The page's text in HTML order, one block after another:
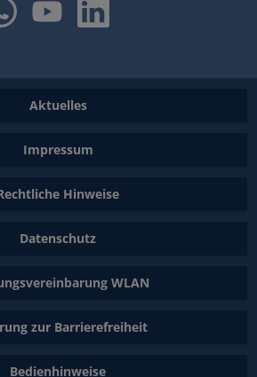
Aktuelles
Impressum
Hinweise
Datenschutz
WLAN
zur Barrierefreiheit
Bedienhinweise